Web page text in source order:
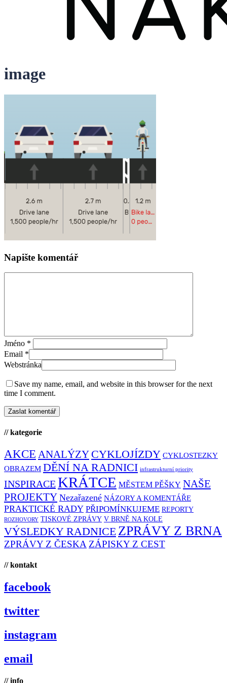
image
Napište komentář
Jméno *
Email *
Webstránka
Save my name, email, and website in this browser for the next
time I comment.
// kategorie
AKCE ANALÝZY CYKLOJÍZDY CYKLOSTEZKY
OBRAZEM DĚNÍ NA RADNICI infrastrukturní priority
INSPIRACEKRÁTCE MĚSTEM PĚŠKY NAŠE
PROJEKTY Nezařazené NÁZORY A KOMENTÁŘE
PRAKTICKÉ RADY PŘIPOMÍNKUJEME REPORTY
ROZHOVORY TISKOVÉ ZPRÁVY V BRNĚ NA KOLE
VÝSLEDKY RADNICE ZPRÁVY Z BRNA
ZPRÁVY Z ČESKA ZÁPISKY Z CEST
// kontakt
facebook
twitter
instagram
email
// info